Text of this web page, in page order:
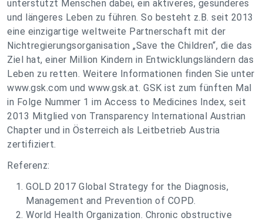
unterstützt Menschen dabei, ein aktiveres, gesünderes
und längeres Leben zu führen. So besteht z.B. seit 2013
eine einzigartige weltweite Partnerschaft mit der
Nichtregierungsorganisation „Save the Children“, die das
Ziel hat, einer Million Kindern in Entwicklungsländern das
Leben zu retten. Weitere Informationen finden Sie unter
www.gsk.com und www.gsk.at. GSK ist zum fünften Mal
in Folge Nummer 1 im Access to Medicines Index, seit
2013 Mitglied von Transparency International Austrian
Chapter und in Österreich als Leitbetrieb Austria
zertifiziert.
Referenz:
GOLD 2017 Global Strategy for the Diagnosis,
Management and Prevention of COPD.
World Health Organization. Chronic obstructive